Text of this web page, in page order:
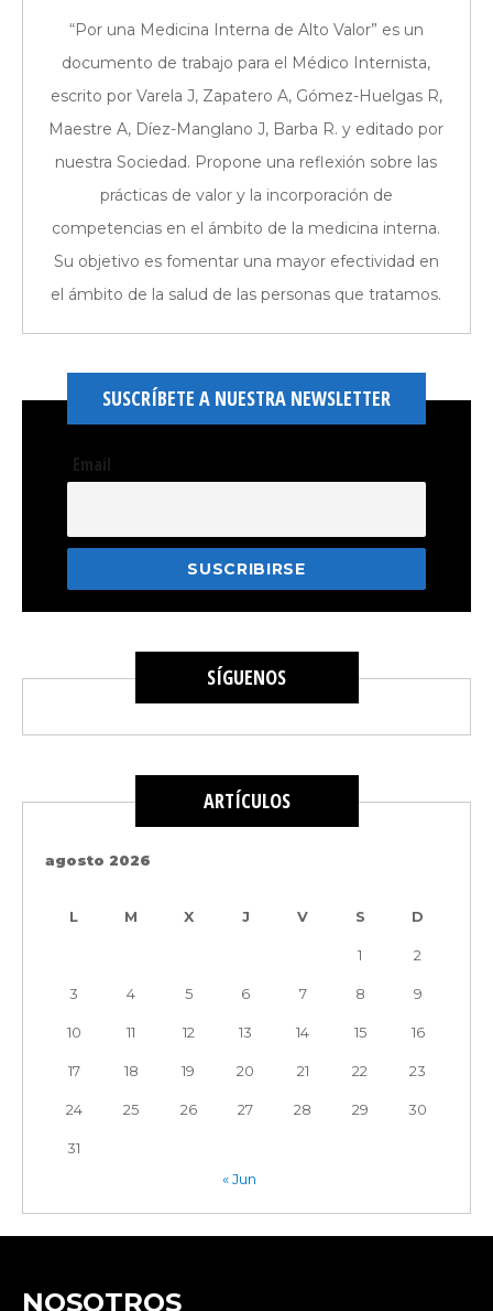
“Por una Medicina Interna de Alto Valor” es un
documento de trabajo para el Médico Internista,
escrito por Varela J, Zapatero A, Gómez-Huelgas R,
Maestre A, Díez-Manglano J, Barba R. y editado por
nuestra Sociedad. Propone una reflexión sobre las
prácticas de valor y la incorporación de
competencias en el ámbito de la medicina interna.
Su objetivo es fomentar una mayor efectividad en
el ámbito de la salud de las personas que tratamos.
SUSCRÍBETE A NUESTRA NEWSLETTER
Email
SÍGUENOS
ARTÍCULOS
agosto 2026
L M X J V S D
1 2
3 4 5 6 7 8 9
10 11 12 13 14 15 16
17 18 19 20 21 22 23
24 25 26 27 28 29 30
31
« Jun
NOSOTROS